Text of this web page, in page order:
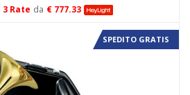
3 Rate da € 777.33
SPEDITO GRATIS